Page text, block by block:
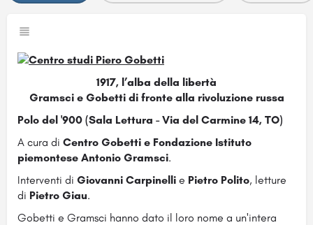
1917, l’alba della libertà
Gramsci e Gobetti di fronte alla rivoluzione russa
Polo del '900 (Sala Lettura - Via del Carmine 14, TO)
A cura di Centro Gobetti e Fondazione Istituto
piemontese Antonio Gramsci.
Interventi di Giovanni Carpinelli e Pietro Polito, letture
di Pietro Giau.
Gobetti e Gramsci hanno dato il loro nome a un'intera